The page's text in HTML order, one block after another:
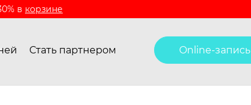
в корзине
Стать партнером Online-запись